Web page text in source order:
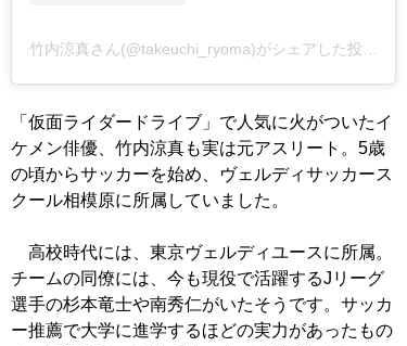
竹内涼真さん(@takeuchi_ryoma)がシェアした投稿
「仮面ライダードライブ」で人気に火がついたイ
ケメン俳優、竹内涼真も実は元アスリート。5歳
の頃からサッカーを始め、ヴェルディサッカース
クール相模原に所属していました。
高校時代には、東京ヴェルディユースに所属。
チームの同僚には、今も現役で活躍するJリーグ
選手の杉本竜士や南秀仁がいたそうです。サッカ
ー推薦で大学に進学するほどの実力があったもの